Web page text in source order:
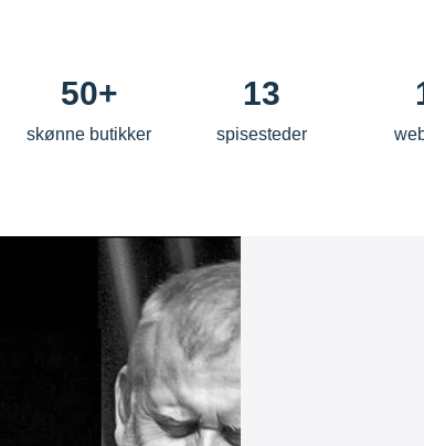
50+
skønne butikker
13
spisesteder